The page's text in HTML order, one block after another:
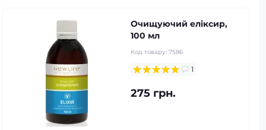
Очищуючий еліксир,
100 мл
Код товару: 7586
1
275 грн.